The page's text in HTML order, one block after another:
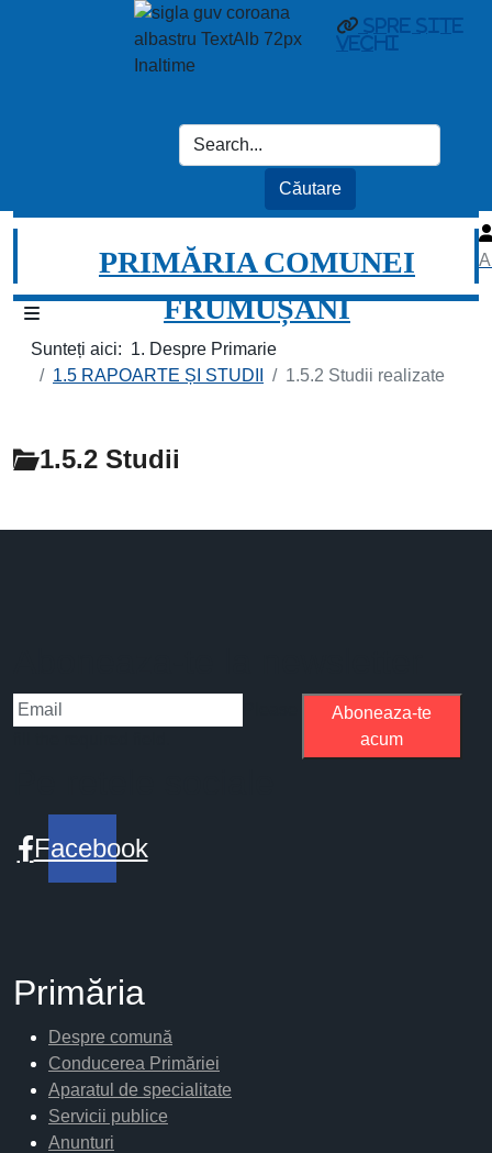
spre site
vechi
PRIMĂRIA COMUNEI
FRUMUȘANI
Sunteți aici: 1. Despre Primarie
1.5 RAPOARTE ȘI STUDII
1.5.2 Studii realizate
1.5.2 Studii
Aboneaza-te
acum
Facebook
Primăria
Despre comună
Conducerea Primăriei
Aparatul de specialitate
Servicii publice
Anunturi